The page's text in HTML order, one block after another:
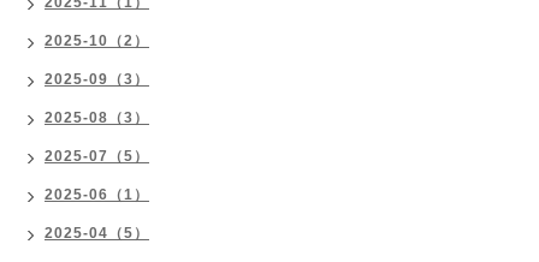
2025-10（2）
2025-09（3）
2025-08（3）
2025-07（5）
2025-06（1）
2025-04（5）